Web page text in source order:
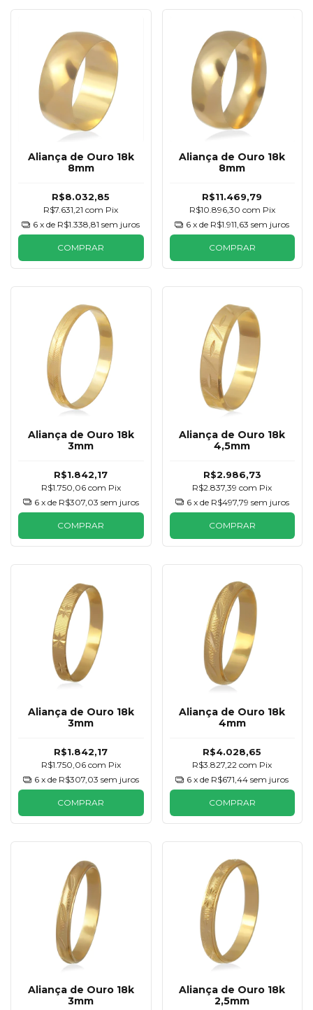
Aliança de Ouro 18k
8mm
R$8.032,85
R$7.631,21com Pix
6 x de R$1.338,81 sem juros
COMPRAR
Aliança de Ouro 18k
8mm
R$11.469,79
R$10.896,30 com Pix
6 x de R$1.911,63 sem juros
COMPRAR
Aliança de Ouro 18k
3mm
R$1.842,17
R$1.750,06 com Pix
6 x de R$307,03 sem juros
COMPRAR
Aliança de Ouro 18k
4,5mm
R$2.986,73
R$2.837,39com Pix
6 x de R$497,79 sem juros
COMPRAR
Aliança de Ouro 18k
3mm
R$1.842,17
R$1.750,06 com Pix
6 x de R$307,03 sem juros
COMPRAR
Aliança de Ouro 18k
4mm
R$4.028,65
R$3.827,22com Pix
6 x de R$671,44 sem juros
COMPRAR
Aliança de Ouro 18k
3mm
Aliança de Ouro 18k
2,5mm